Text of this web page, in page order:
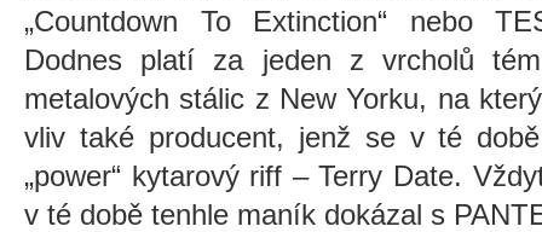
„Countdown To Extinction“ nebo
Dodnes platí za jeden z vrcholů
metalových stálic z New Yorku, na
vliv také producent, jenž se v té
„power“ kytarový riff – Terry Date.
v té době tenhle maník dokázal s